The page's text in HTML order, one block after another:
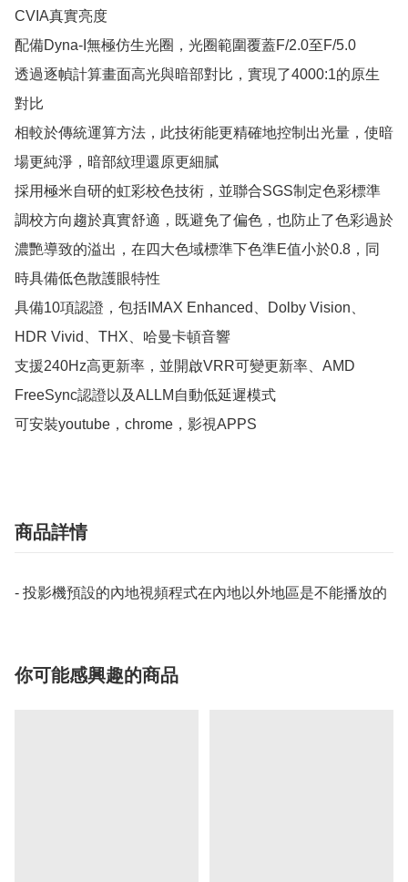
CVIA真實亮度
配備Dyna-I無極仿生光圈，光圈範圍覆蓋F/2.0至F/5.0
透過逐幀計算畫面高光與暗部對比，實現了4000:1的原生
對比
相較於傳統運算方法，此技術能更精確地控制出光量，使暗
場更純淨，暗部紋理還原更細膩
採用極米自研的虹彩校色技術，並聯合SGS制定色彩標準
調校方向趨於真實舒適，既避免了偏色，也防止了色彩過於
濃艷導致的溢出，在四大色域標準下色準E值小於0.8，同
時具備低色散護眼特性
具備10項認證，包括IMAX Enhanced、Dolby Vision、
HDR Vivid、THX、哈曼卡頓音響
支援240Hz高更新率，並開啟VRR可變更新率、AMD
FreeSync認證以及ALLM自動低延遲模式
可安裝youtube，chrome，影視APPS
商品詳情
- 投影機預設的內地視頻程式在內地以外地區是不能播放的
你可能感興趣的商品